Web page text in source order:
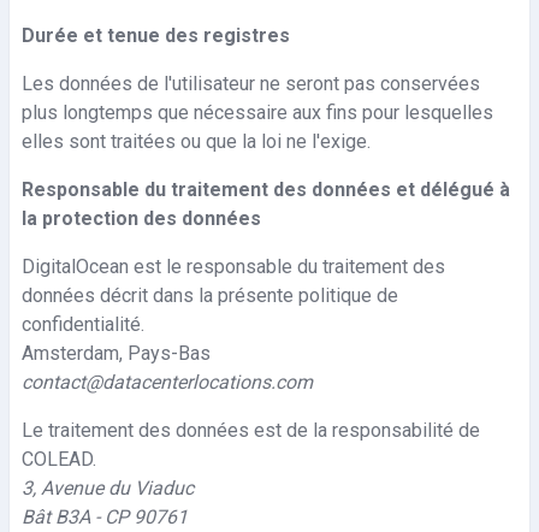
Durée et tenue des registres
Les données de l'utilisateur ne seront pas conservées
plus longtemps que nécessaire aux fins pour lesquelles
elles sont traitées ou que la loi ne l'exige.
Responsable du traitement des données et délégué à
la protection des données
DigitalOcean est le responsable du traitement des
données décrit dans la présente politique de
confidentialité.
Amsterdam, Pays-Bas
contact@datacenterlocations.com
Le traitement des données est de la responsabilité de
COLEAD.
3, Avenue du Viaduc
Bât B3A - CP 90761